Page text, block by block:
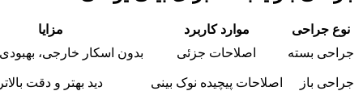
نوع جراحی موارد کاربرد
مزایا
جراحی بسته
اصلاحات جزئی بدون اسکار خارجی،
جراحی باز اصلاحات پیچیده نوک بینی دید بهتر و دقت